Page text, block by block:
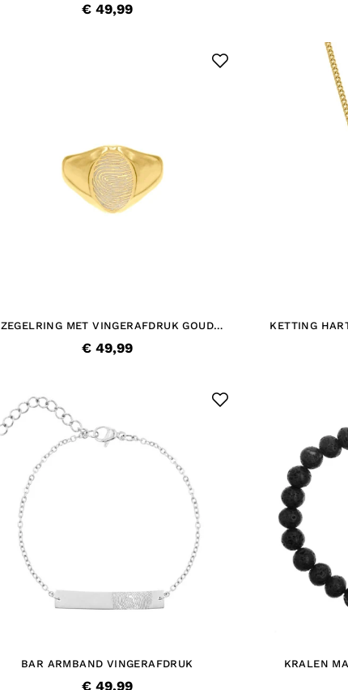
€ 49,99
ZEGELRING MET VINGERAFDRUK GOUD
€ 49,99
KETTING
BAR ARMBAND VINGERAFDRUK
€ 49,99
KRALEN